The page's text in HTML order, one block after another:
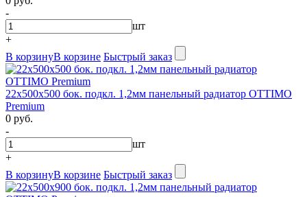
-
шт
+
В корзинуВ корзине Быстрый заказ
22х500х500 бок. подкл. 1,2мм панельный радиатор OTTIMO
Premium
0 руб.
-
шт
+
В корзинуВ корзине Быстрый заказ